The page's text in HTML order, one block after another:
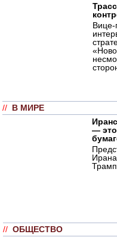
Вице-
// В МИРЕ
— это
// ОБЩЕСТВО